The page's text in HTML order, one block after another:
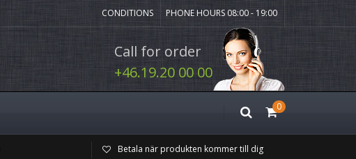
PHONE HOURS 08:00 - 19:00
CONDITIONS
Call for order
+46.19.20 00 00
0
Betala när produkten kommer till dig